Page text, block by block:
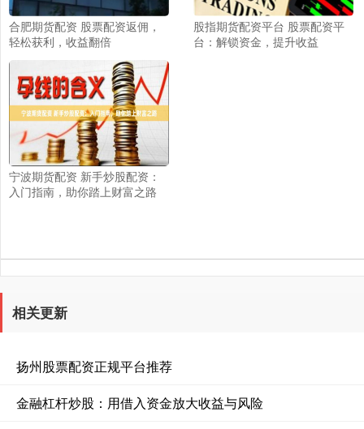
合肥期货配资 股票配资返佣，
轻松获利，收益翻倍
股指期货配资平台 股票配资平
台：解锁资金，提升收益
宁波期货配资 新手炒股配资：
入门指南，助你踏上财富之路
相关更新
扬州股票配资正规平台推荐
金融杠杆炒股：用借入资金放大收益与风险